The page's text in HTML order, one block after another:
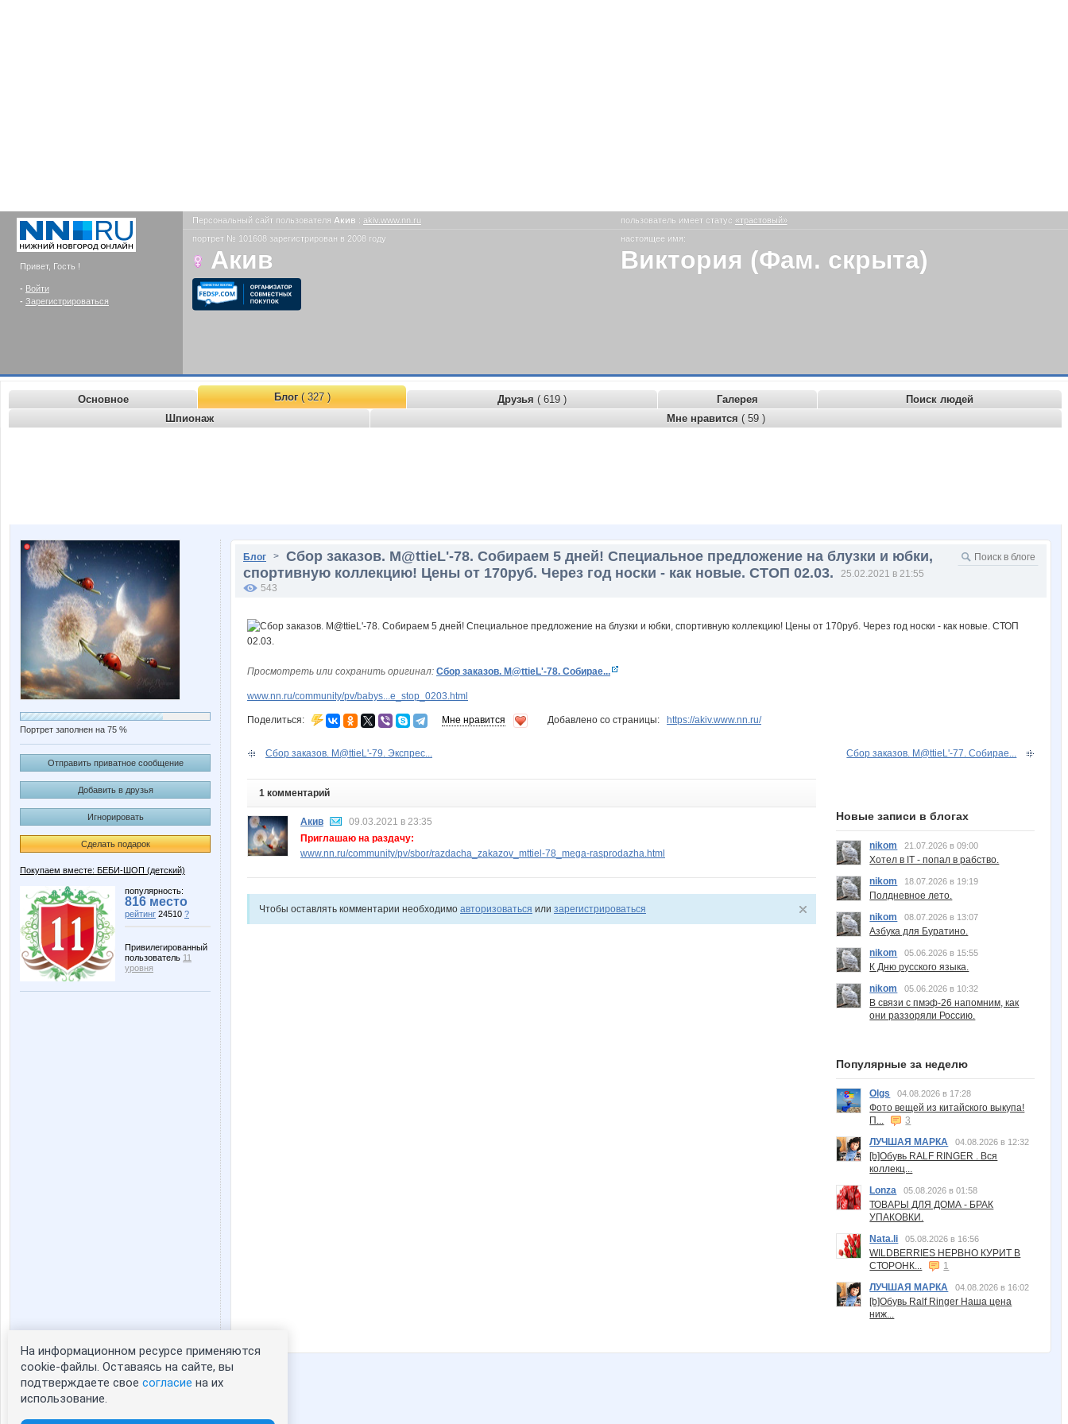
Привет, Гость !
- Войти
- Зарегистрироваться
Персональный сайт пользователя Акив : akiv.www.nn.ru пользователь имеет статус «трастовый»
портрет № 101608 зарегистрирован в 2008 году
Акив
настоящее имя:
Виктория (Фам. скрыта)
Основное Блог( 327 ) Друзья ( 619 ) Галерея
Поиск людей
Шпионаж
Мне нравится ( 59 )
Портрет заполнен на 75 %
Отправить приватное сообщение
Добавить в друзья
Игнорировать
Сделать подарок
Покупаем вместе: БЕБИ-ШОП (детский)
популярность:
816 место
рейтинг 24510 ?
Привилегированный
пользователь 11
уровня
Статистика портрета:
сейчас просматривают портрет - 0
зарегистрированные пользователи
Блог > Сбор заказов. M@ttieL'-78. Собираем 5 дней! Специальное предложение на блузки и юбки,
спортивную коллекцию! Цены от 170руб. Через год носки - как новые. СТОП 02.03.
25.02.2021 в 21:55
543
Просмотреть или сохранить оригинал: Сбор заказов. M@ttieL'-78. Собирае...
www.nn.ru/community/pv/babys...e_stop_0203.html
Поделиться: Мне нравится Добавлено со страницы: https://akiv.www.nn.ru/
Сбор заказов. M@ttieL'-79. Экспрес... Сбор заказов. M@ttieL'-77. Собирае...
1 комментарий
Акив
09.03.2021 в 23:35
Приглашаю на раздачу:
www.nn.ru/community/pv/sbor/razdacha_zakazov_mttiel-78_mega-rasprodazha.html
Чтобы оставлять комментарии необходимо авторизоваться или зарегистрироваться
Новые записи в блогах
nikom 21.07.2026 в 09:00
Хотел в IT - попал в рабство.
nikom
18.07.2026 в 19:19
Полдневное лето.
nikom
08.07.2026 в 13:07
Азбука для Буратино.
nikom
05.06.2026 в 15:55
К Дню русского языка.
nikom
05.06.2026 в 10:32
В связи с пмэф-26 напомним, как
они раззоряли Россию.
Популярные за неделю
Olgs 04.08.2026 в 17:28
Фото вещей из китайского выкупа!
П...
3
ЛУЧШАЯ МАРКА
04.08.2026 в 12:32
[b]Обувь RALF RINGER . Вся
коллекц...
Lonza
05.08.2026 в 01:58
ТОВАРЫ ДЛЯ ДОМА - БРАК
УПАКОВКИ.
Nata.li
05.08.2026 в 16:56
WILDBERRIES НЕРВНО КУРИТ В
СТОРОНК...
1
ЛУЧШАЯ МАРКА
04.08.2026 в 16:02
[b]Обувь Ralf Ringer Наша цена
ниж...
На информационном ресурсе применяются
cookie-файлы. Оставаясь на сайте, вы
подтверждаете свое согласие на их
использование.